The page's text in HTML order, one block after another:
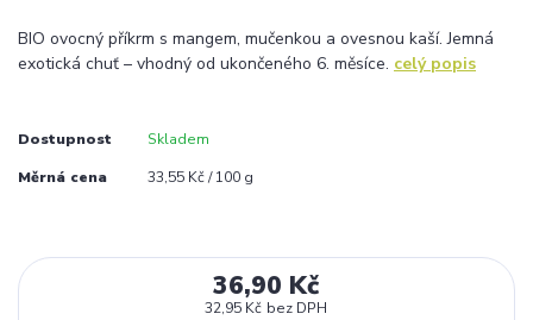
BIO ovocný příkrm s mangem, mučenkou a ovesnou kaší. Jemná
exotická chuť – vhodný od ukončeného 6. měsíce. celý popis
Dostupnost Skladem
Měrná cena 33,55 Kč / 100 g
36,90 Kč
32,95 Kč bez DPH